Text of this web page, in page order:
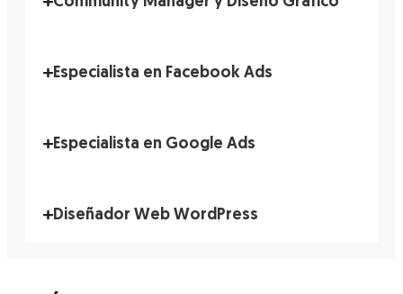
Especialista en Facebook Ads
Especialista en Google Ads
Diseñador Web WordPress